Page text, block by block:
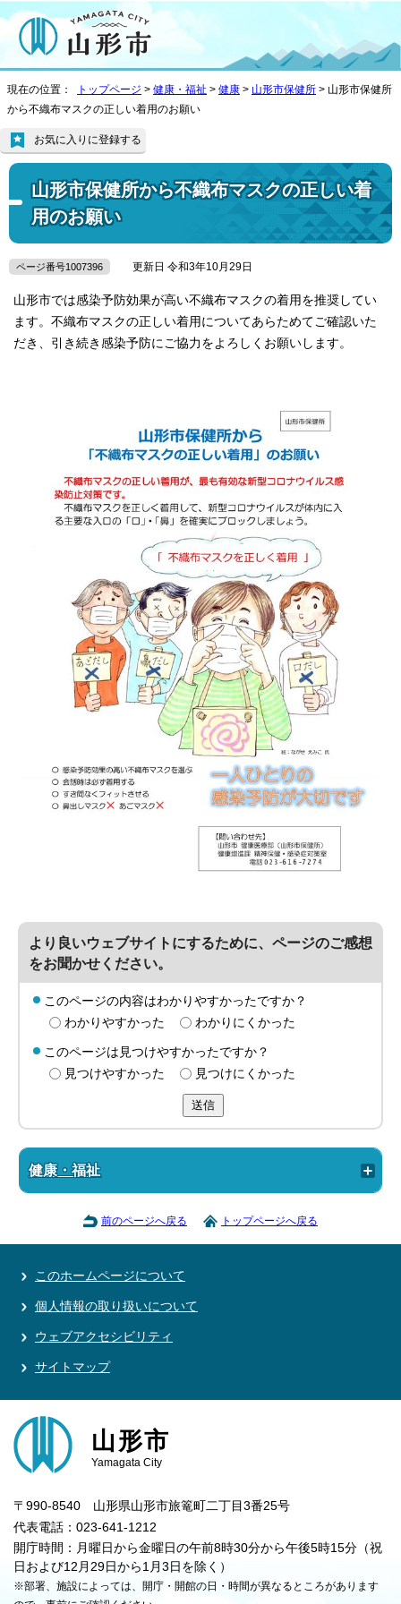
現在の位置： トップページ > 健康・福祉 > 健康 > 山形市保健所 > 山形市保健所
から不織布マスクの正しい着用のお願い
山形市保健所から不織布マスクの正しい着
用のお願い
お気に入りに登録する
ページ番号1007396 更新日 令和3年10月29日
山形市では感染予防効果が高い不織布マスクの着用を推奨してい
ます。不織布マスクの正しい着用についてあらためてご確認いた
だき、引き続き感染予防にご協力をよろしくお願いします。
より良いウェブサイトにするために、ページのご感想
をお聞かせください。
このページの内容はわかりやすかったですか？
わかりやすかった
わかりにくかった
このページは見つけやすかったですか？
見つけやすかった
見つけにくかった
送信
健康・福祉
前のページへ戻る トップページへ戻る
このホームページについて
個人情報の取り扱いについて
ウェブアクセシビリティ
サイトマップ
山形市
Yamagata City
〒990-8540 山形県山形市旅篭町二丁目3番25号
代表電話：023-641-1212
開庁時間：月曜日から金曜日の午前8時30分から午後5時15分（祝
日および12月29日から1月3日を除く）
※部署、施設によっては、開庁・開館の日・時間が異なるところがあります